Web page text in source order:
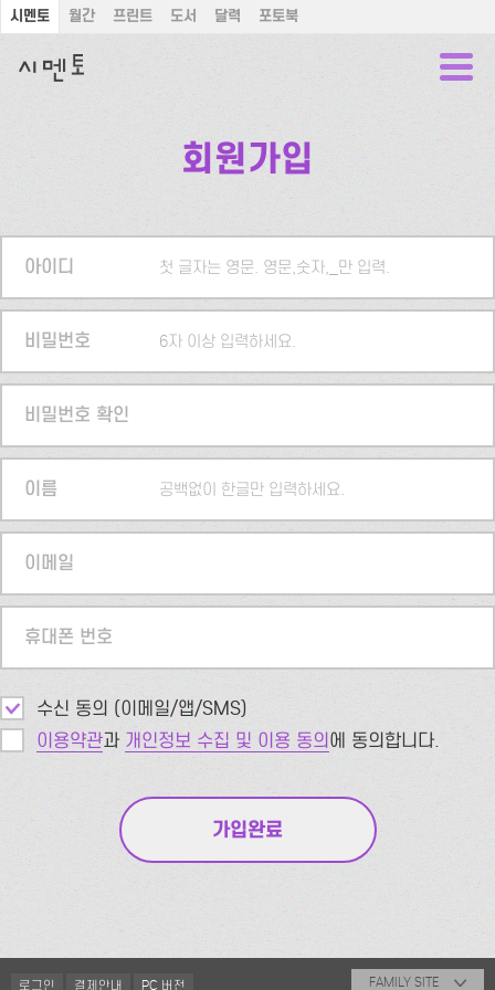
시멘토 월간 프린트 도서 달력 포토북
회원가입
아이디 첫 글자는 영문. 영문,숫자,_만 입력.
비밀번호 6자 이상 입력하세요.
비밀번호 확인
이름 공백없이 한글만 입력하세요.
이메일
휴대폰 번호
수신 동의 (이메일/앱/SMS)
이용약관과 개인정보 수집 및 이용 동의에 동의합니다.
로그인 결제안내 PC 버전 FAMILY SITE